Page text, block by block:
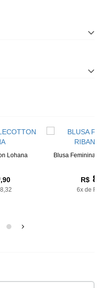
Lohana
,90
Blusa Feminina
R$
6x de